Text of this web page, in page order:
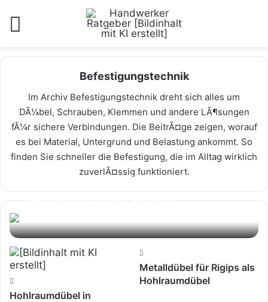
Befestigungstechnik
Im Archiv Befestigungstechnik dreht sich alles um
DÃ¼bel, Schrauben, Klemmen und andere LÃ¶sungen
fÃ¼r sichere Verbindungen. Die BeitrÃ¤ge zeigen, worauf
es bei Material, Untergrund und Belastung ankommt. So
finden Sie schneller die Befestigung, die im Alltag wirklich
zuverlÃ¤ssig funktioniert.
Schwerlastbefestigung für
WDVS bei Fassaden
Hohlraumdübel in
Metalldübel für Rigips als
Hohlraumdübel